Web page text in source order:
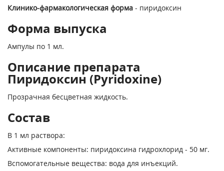
Клинико-фармакологическая форма - пиридоксин
Форма выпуска
Ампулы по 1 мл.
Описание препарата
Пиридоксин (Pyridoxine)
Прозрачная бесцветная жидкость.
Состав
В 1 мл раствора:
Активные компоненты: пиридоксина гидрохлорид - 50 мг.
Вспомогательные вещества: вода для инъекций.